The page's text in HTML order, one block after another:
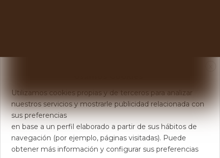
Utilizamos cookies propias y de terceros para analizar
nuestros servicios y mostrarle publicidad relacionada con
sus preferencias
en base a un perfil elaborado a partir de sus hábitos de
navegación (por ejemplo, páginas visitadas). Puede
obtener más información y configurar sus preferencias